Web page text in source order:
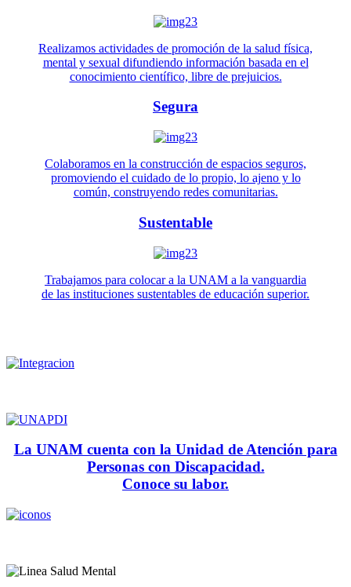
Realizamos actividades de promoción de la salud física,
mental y sexual difundiendo información basada en el
conocimiento científico, libre de prejuicios.
Segura
Colaboramos en la construcción de espacios seguros,
promoviendo el cuidado de lo propio, lo ajeno y lo
común, construyendo redes comunitarias.
Sustentable
Trabajamos para colocar a la UNAM a la vanguardia
de las instituciones sustentables de educación superior.
La UNAM cuenta con la Unidad de Atención para
Personas con Discapacidad.
Conoce su labor.